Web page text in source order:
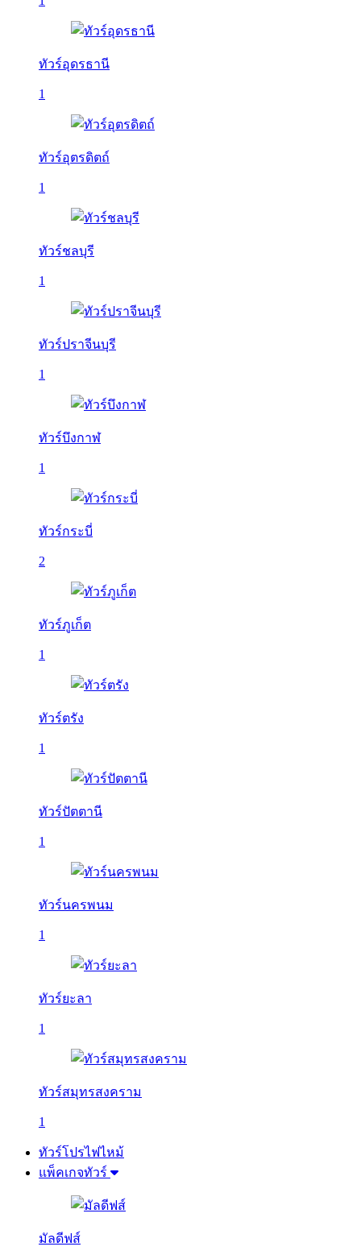
ทัวร์อุดรธานี
1
ทัวร์อุตรดิตถ์
1
ทัวร์ชลบุรี
1
ทัวร์ปราจีนบุรี
1
ทัวร์บึงกาฬ
1
ทัวร์กระบี่
2
ทัวร์ภูเก็ต
1
ทัวร์ตรัง
1
ทัวร์ปัตตานี
1
ทัวร์นครพนม
1
ทัวร์ยะลา
1
ทัวร์สมุทรสงคราม
1
ทัวร์โปรไฟไหม้
แพ็คเกจทัวร์
มัลดีฟส์